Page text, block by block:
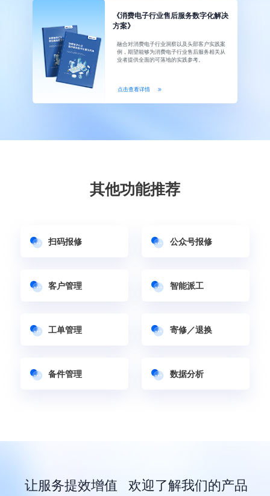
《消费电子行业售后服务数字化解决
方案》
融合对消费电子行业洞察以及头部客户实践案
例，期望能够为消费电子行业售后服务相关从
业者提供全面的可落地的实践参考。
点击查看详情
其他功能推荐
扫码报修 公众号报修
客户管理 智能派工
工单管理 寄修／退换
备件管理 数据分析
让服务提效增值 欢迎了解我们的产品